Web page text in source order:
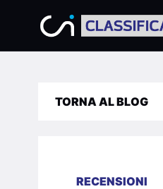
TORNA AL BLOG
RECENSIONI